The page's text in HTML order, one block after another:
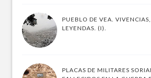
PUEBLO DE VEA.
LEYENDAS. (I).
PLACAS DE MILITARES